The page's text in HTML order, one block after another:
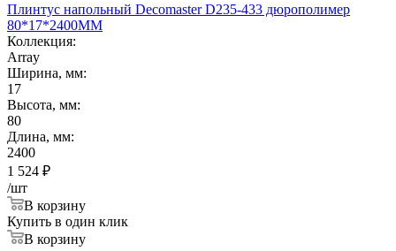
Плинтус напольный Decomaster D235-433 дюрополимер
80*17*2400ММ
Коллекция:
Array
Ширина, мм:
17
Высота, мм:
80
Длина, мм:
2400
1 524 ₽
/шт
В корзину
Купить в один клик
В корзину